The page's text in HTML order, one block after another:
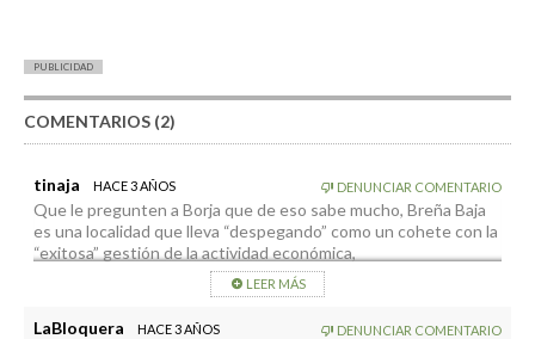
PUBLICIDAD
COMENTARIOS (2)
tinaja HACE 3 AÑOS DENUNCIAR COMENTARIO
Que le pregunten a Borja que de eso sabe mucho, Breña Baja
es una localidad que lleva “despegando” como un cohete con la
“exitosa” gestión de la actividad económica,
LEER MÁS
LaBloquera HACE 3 AÑOS DENUNCIAR COMENTARIO